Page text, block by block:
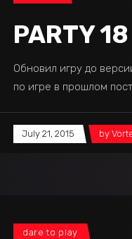
PARTY
Обновил игру до
по игре в прошлом
July 21, 2015 by
dare to play